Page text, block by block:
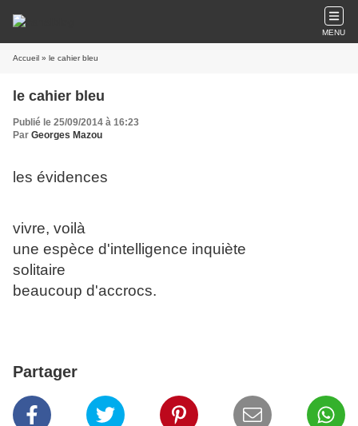
MENU
Accueil » le cahier bleu
le cahier bleu
Publié le 25/09/2014 à 16:23
Par Georges Mazou
les évidences
vivre, voilà
une espèce d'intelligence inquiète
solitaire
beaucoup d'accrocs.
Partager